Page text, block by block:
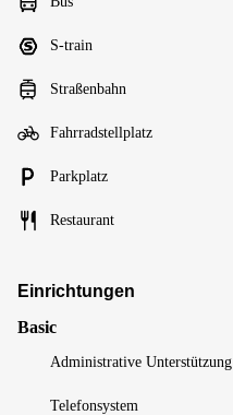
S-train
Straßenbahn
Fahrradstellplatz
Parkplatz
Restaurant
Einrichtungen
Basic
Administrative Unterstützung
Telefonsystem